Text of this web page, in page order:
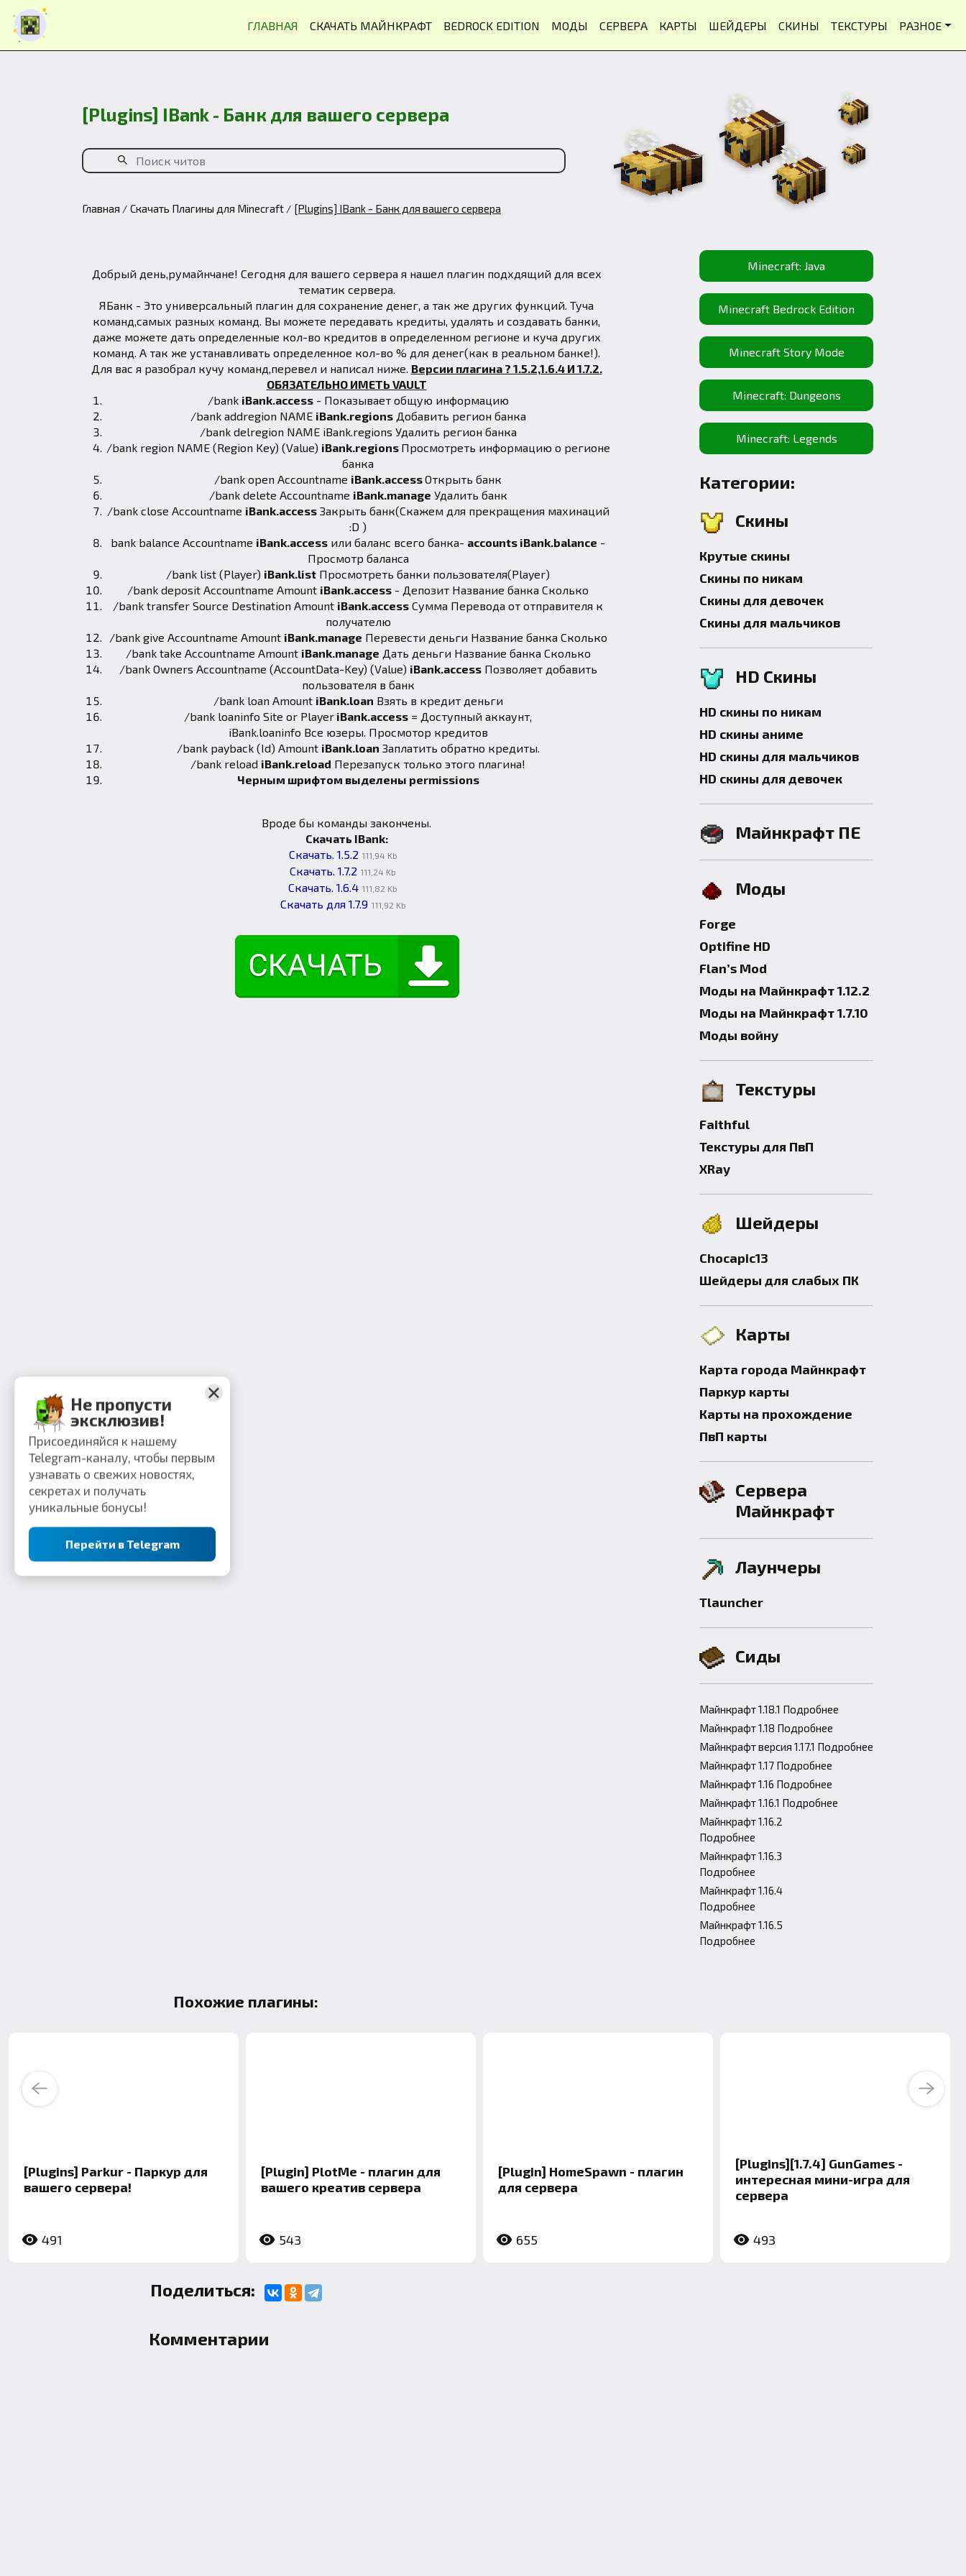
ГЛАВНАЯ СКАЧАТЬ МАЙНКРАФТ BEDROCK EDITION МОДЫ СЕРВЕРА КАРТЫ ШЕЙДЕРЫ СКИНЫ ТЕКСТУРЫ РАЗНОЕ
[Plugins] IBank - Банк для вашего сервера
Главная Скачать Плагины для Minecraft [Plugins] IBank - Банк для вашего сервера
Добрый день,румайнчане! Сегодня для вашего сервера я нашел плагин подхдящий для всех
тематик сервера.
ЯБанк - Это универсальный плагин для сохранение денег, а так же других функций. Туча
команд,самых разных команд. Вы можете передавать кредиты, удалять и создавать банки,
даже можете дать определенные кол-во кредитов в определенном регионе и куча других
команд. А так же устанавливать определенное кол-во % для денег(как в реальном банке!).
Для вас я разобрал кучу команд,перевел и написал ниже. Версии плагина ? 1.5.2,1.6.4 И 1.7.2.
ОБЯЗАТЕЛЬНО ИМЕТЬ VAULT
/bank iBank.access- Показывает общую информацию
/bank addregion NAME iBank.regionsДобавить регион банка
/bank delregion NAME iBank.regions Удалить регион банка
/bank region NAME (Region Key) (Value) iBank.regions Просмотреть информацию о регионе
банка
/bank open Accountname iBank.accessОткрыть банк
/bank delete Accountname iBank.manage Удалить банк
/bank close Accountname iBank.accessЗакрыть банк(Скажем для прекращения махинаций
:D )
bank balance Accountname iBank.access или баланс всего банка- accounts iBank.balance -
Просмотр баланса
/bank list (Player) iBank.list Просмотреть банки пользователя(Player)
/bank deposit Accountname Amount iBank.access - Депозит Название банка Cколько
/bank transfer Source Destination Amount iBank.access Сумма Перевода от отправителя к
получателю
/bank give Accountname Amount iBank.manage Перевести деньги Название банка Cколько
/bank take Accountname Amount iBank.manage Дать деньги Название банка Сколько
/bank Owners Accountname (AccountData-Key) (Value) iBank.accessПозволяет добавить
пользователя в банк
/bank loan Amount iBank.loan Взять в кредит деньги
/bank loaninfo Site or Player iBank.access = Доступный аккаунт,
iBank.loaninfo Все юзеры. Просмотор кредитов
/bank payback (Id) Amount iBank.loan Заплатить обратно кредиты.
/bank reload iBank.reload Перезапуск только этого плагина!
Черным шрифтом выделены permissions
Вроде бы команды закончены.
Скачать IBank:
Скачать. 1.5.2 111,94 Kb
Скачать. 1.7.2 111,24 Kb
Скачать. 1.6.4 111,82 Kb
Скачать для 1.7.9 111,92 Kb
Minecraft: Java
Minecraft Bedrock Edition
Minecraft Story Mode
Minecraft: Dungeons
Minecraft: Legends
Категории:
Скины
Крутые скины
Скины по никам
Скины для девочек
Скины для мальчиков
HD Скины
HD скины по никам
HD скины аниме
HD скины для мальчиков
HD скины для девочек
Майнкрафт ПЕ
Моды
Forge
Optifine HD
Flan’s Mod
Моды на Майнкрафт 1.12.2
Моды на Майнкрафт 1.7.10
Моды войну
Текстуры
Faithful
Текстуры для ПвП
XRay
Шейдеры
Chocapic13
Шейдеры для слабых ПК
Карты
Карта города Майнкрафт
Паркур карты
Карты на прохождение
ПвП карты
Сервера
Майнкрафт
Лаунчеры
Tlauncher
Сиды
Майнкрафт 1.18.1 Подробнее
Майнкрафт 1.18 Подробнее
Майнкрафт версия 1.17.1 Подробнее
Майнкрафт 1.17 Подробнее
Майнкрафт 1.16 Подробнее
Майнкрафт 1.16.1 Подробнее
Майнкрафт 1.16.2
Подробнее
Майнкрафт 1.16.3
Подробнее
Майнкрафт 1.16.4
Подробнее
Майнкрафт 1.16.5
Подробнее
Похожие плагины:
[Plugins] Parkur - Паркур для
вашего сервера!
491
[Plugin] PlotMe - плагин для
вашего креатив сервера
543
[Plugin] HomeSpawn - плагин
для сервера
655
[Plugins][1.7.4] GunGames -
интересная мини-игра для
сервера
493
Previous Next
Поделиться:
Комментарии
Не пропусти
эксклюзив!
Присоединяйся к нашему
Telegram-каналу, чтобы первым
узнавать о свежих новостях,
секретах и получать
уникальные бонусы!
Перейти в Telegram